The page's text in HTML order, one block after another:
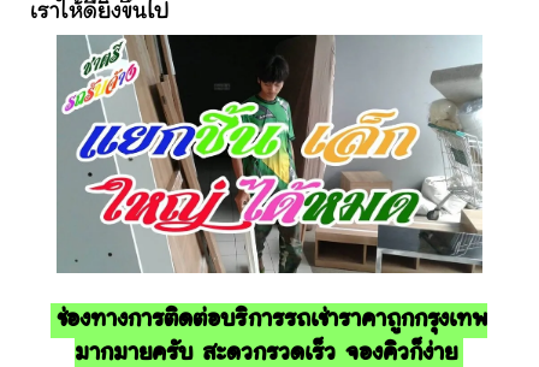
เราให้ดียิ่งขึ้นไป
ช่องทางการติดต่อบริการรถเช่าราคาถูกกรุงเทพ
มากมายครับ สะดวกรวดเร็ว จองคิวก็ง่าย